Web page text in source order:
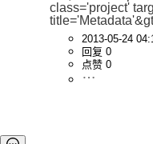
class='project'
2013-05-24
回复 0
点赞 0